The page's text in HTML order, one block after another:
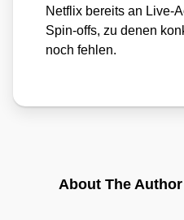
Net­flix bereits an Live-
Spin-offs, zu denen
noch feh­len.
About The Author